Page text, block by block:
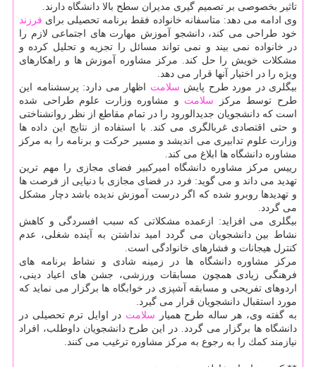
تاثیر بخصوصی بر تصمیم گیری مدیران سطح بالا دانشگاه دارند.
وی ادامه می دهد: متاسفانه خانواده فقط برنامه تحصیلی برای فرزند
خود طراحی می كند، دانشجو آموزش مهارت های اجتماعی لازم را
در خانواده نمی بیند و نمی تواند مسائل را تجزیه و تحلیل كرده و
مشكلات خویش را حل كند. مركز مشاوره آموزش ها و راهكارهای
ویژه را در اختیار آنها قرار می دهد.
بیگلری در مورد طرح پایش سلامت اظهار می دارد: پرسشنامه این
طرح توسط مركز سلامت و مشاوره وزارت علوم طراحی شده
است كه دانشجویان جدیدالورود را در تمام مقاطع از نظر روانشناختی
و حتی اقتصادی غربالگری می كند. با استفاده از نتایج این داده ها
وزارت علوم تدابیری می اندیشد و مسیر حركت و برنامه را به مركز
مشاوره دانشگاه ها ابلاغ می كند.
رییس مركز مشاوره دانشگاه امیركبیر فضای مجازی را مهم ترین
تهدید می داند و می گوید: فرد در فضای مجازی با دنیایی از فرصت ها
و تهدیدها روبرو شده كه اگر درست آموزش ندیده باشد دچار مشكل
می گردد.
بیگلری می افزاید: ازعمده مشكلاتی كه سبب افسردگی و كاهش
نشاط بین دانشجویان می گردد امید نداشتن به آینده شغلی، عدم
كنترل هیجانات و فشارهای خانوادگی است.
مركز مشاوره دانشگاه ها در زمینه شادی و نشاط برنامه های
فرهنگی زیادی همچون مسابقات ورزشی، جشن های اعیاد دینی،
اردوهای تفریحی و مسابقه آشپزی در خوابگاه ها برگزار می نماید كه
مورد استقبال دانشجویان قرار می گیرد.
به گفته وی، هر ساله طرح همیار سلامت در اوایل ترم تحصیلی در
دانشگاه ها برگزار می گردد. در این طرح دانشجویان داوطلب، افراد
نیازمند كمك را به رجوع به مركز مشاوره ترغیب می كنند.